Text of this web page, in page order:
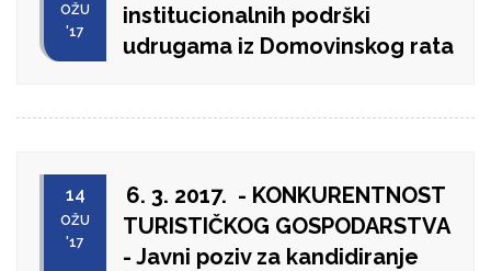
OŽU
'17
institucionalnih podrški
udrugama iz Domovinskog rata
14
OŽU
'17
6. 3. 2017. - KONKURENTNOST
TURISTIČKOG GOSPODARSTVA
- Javni poziv za kandidiranje